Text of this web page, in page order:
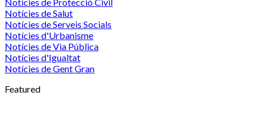
Notícies de Salut
Notícies de Serveis Socials
Notícies d'Urbanisme
Notícies de Via Pública
Notícies d'Igualtat
Notícies de Gent Gran
Featured